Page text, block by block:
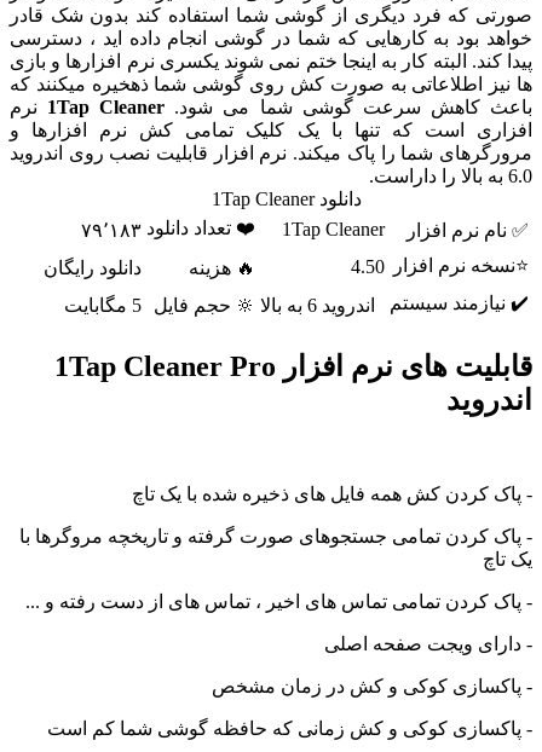
که فرد دیگری از گوشی شما استفاده کند بدون شک قادر
بود به کارهایی که شما در گوشی انجام داده اید ، دسترسی
کند. البته کار به اینجا ختم نمی شوند یکسری نرم افزارها و بازی
اطلاعاتی به صورت کش روی گوشی شما ذهخیره میکنند که
کاهش سرعت گوشی شما می شود.1Tap Cleaner نرم
است که تنها با یک کلیک تمامی کش نرم افزارها و
شما را پاک میکند. نرم افزار قابلیت نصب روی اندروید
دانلود 1Tap Cleaner
نرم افزار
1Tap Cleaner ❤️ تعداد دانلود ۷۹٬۱۸۳
نرم افزار 4.50 🔥 هزینه
دانلود رایگان
سیستم
اندروید 6 به بالا 🔆 حجم فایل 5 مگابایت
قابلیت های نرم افزار 1Tap Cleaner Pro
کردن کش همه فایل های ذخیره شده با یک تاچ
کردن تمامی جستجوهای صورت گرفته و تاریخچه مروگرها با
کردن تمامی تماس های اخیر ، تماس های از دست رفته و ...
ویجت صفحه اصلی
کوکی و کش در زمان مشخص
کوکی و کش زمانی که حافظه گوشی شما کم است